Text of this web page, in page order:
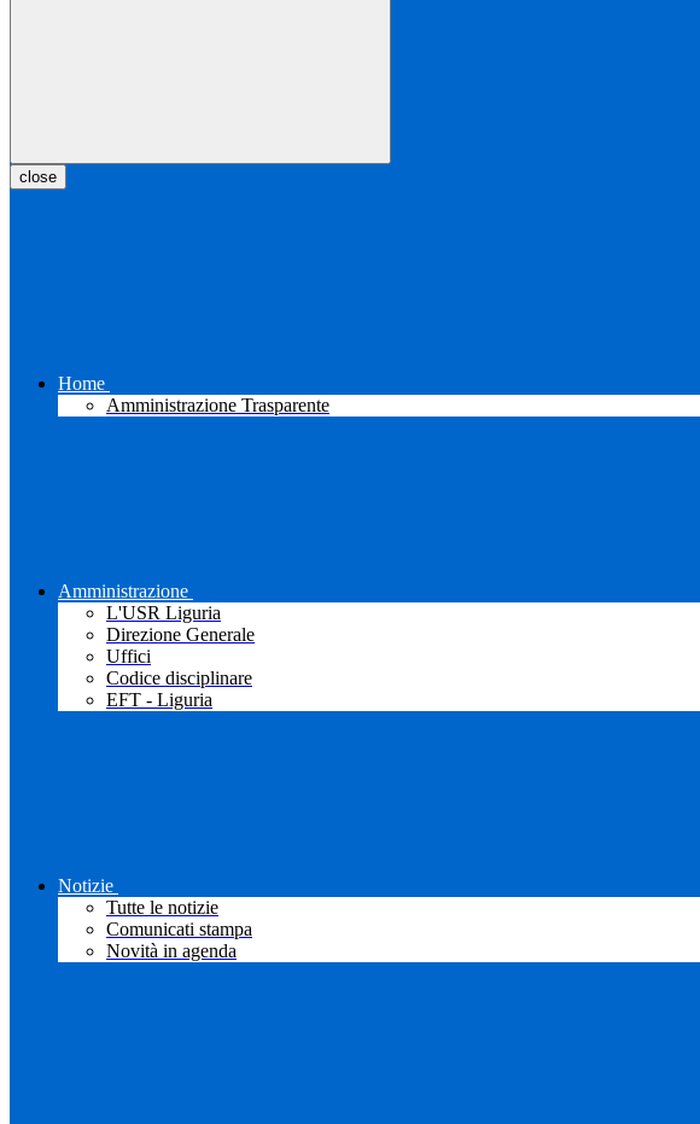
close
Home
Amministrazione Trasparente
Amministrazione
L'USR Liguria
Direzione Generale
Uffici
Codice disciplinare
EFT - Liguria
Notizie
Tutte le notizie
Comunicati stampa
Novità in agenda